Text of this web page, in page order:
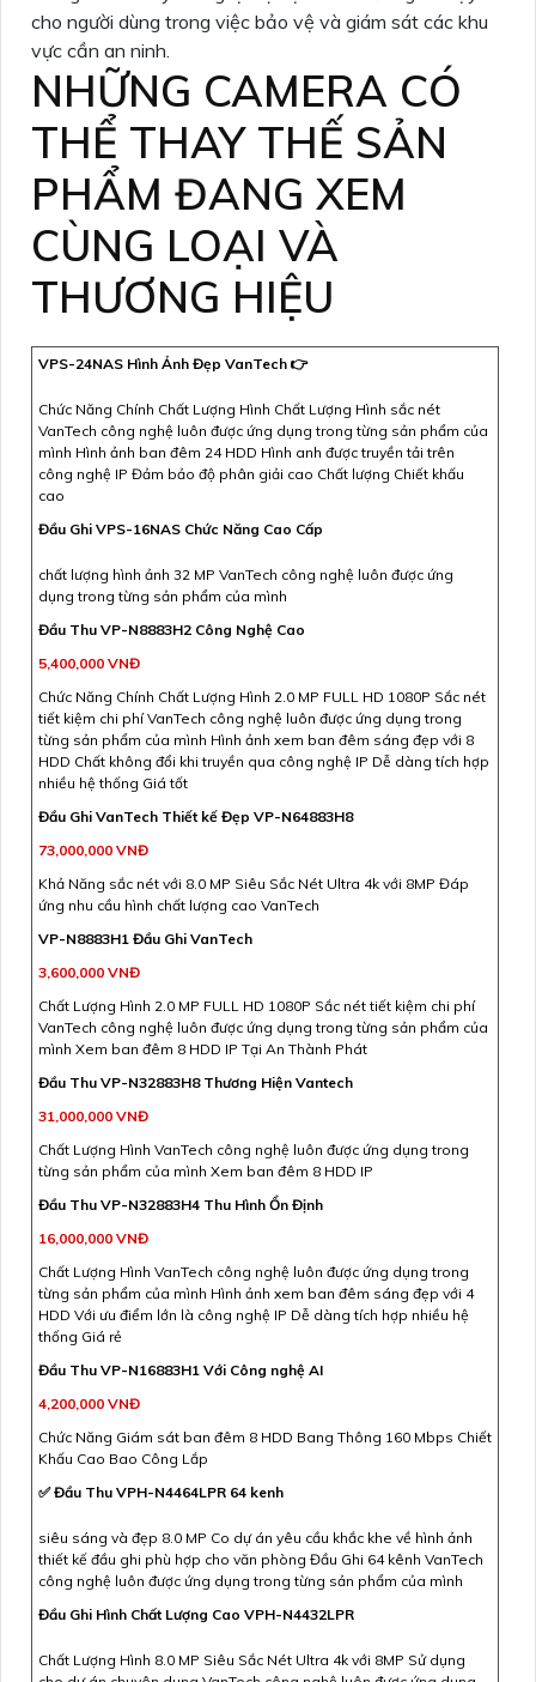
cho người dùng trong việc bảo vệ và giám sát các khu
vực cần an ninh.
NHỮNG CAMERA CÓ
THỂ THAY THẾ SẢN
PHẨM ĐANG XEM
CÙNG LOẠI VÀ
THƯƠNG HIỆU
VPS-24NAS Hình Ảnh Đẹp VanTech 👉
Chức Năng Chính Chất Lượng Hình Chất Lượng Hình sắc nét
VanTech công nghệ luôn được ứng dụng trong từng sản phẩm của
mình Hình ảnh ban đêm 24 HDD Hình anh được truyền tải trên
công nghệ IP Đảm bảo độ phân giải cao Chất lượng Chiết khấu
cao
Đầu Ghi VPS-16NAS Chức Năng Cao Cấp
chất lượng hình ảnh 32 MP VanTech công nghệ luôn được ứng
dụng trong từng sản phẩm của mình
Đầu Thu VP-N8883H2 Công Nghệ Cao
5,400,000 VNĐ
Chức Năng Chính Chất Lượng Hình 2.0 MP FULL HD 1080P Sắc nét
tiết kiệm chi phí VanTech công nghệ luôn được ứng dụng trong
từng sản phẩm của mình Hình ảnh xem ban đêm sáng đẹp với 8
HDD Chất không đổi khi truyền qua công nghệ IP Dễ dàng tích hợp
nhiều hệ thống Giá tốt
Đầu Ghi VanTech Thiết kế Đẹp VP-N64883H8
73,000,000 VNĐ
Khả Năng sắc nét với 8.0 MP Siêu Sắc Nét Ultra 4k với 8MP Đáp
ứng nhu cầu hình chất lượng cao VanTech
VP-N8883H1 Đầu Ghi VanTech
3,600,000 VNĐ
Chất Lượng Hình 2.0 MP FULL HD 1080P Sắc nét tiết kiệm chi phí
VanTech công nghệ luôn được ứng dụng trong từng sản phẩm của
mình Xem ban đêm 8 HDD IP Tại An Thành Phát
Đầu Thu VP-N32883H8 Thương Hiện Vantech
31,000,000 VNĐ
Chất Lượng Hình VanTech công nghệ luôn được ứng dụng trong
từng sản phẩm của mình Xem ban đêm 8 HDD IP
Đầu Thu VP-N32883H4 Thu Hình Ổn Định
16,000,000 VNĐ
Chất Lượng Hình VanTech công nghệ luôn được ứng dụng trong
từng sản phẩm của mình Hình ảnh xem ban đêm sáng đẹp với 4
HDD Với ưu điểm lớn là công nghệ IP Dễ dàng tích hợp nhiều hệ
thống Giá rẻ
Đầu Thu VP-N16883H1 Với Công nghệ AI
4,200,000 VNĐ
Chức Năng Giám sát ban đêm 8 HDD Bang Thông 160 Mbps Chiết
Khấu Cao Bao Công Lắp
✅ Đầu Thu VPH-N4464LPR 64 kenh
siêu sáng và đẹp 8.0 MP Co dự án yêu cầu khắc khe về hình ảnh
thiết kế đầu ghi phù hợp cho văn phòng Đầu Ghi 64 kênh VanTech
công nghệ luôn được ứng dụng trong từng sản phẩm của mình
Đầu Ghi Hình Chất Lượng Cao VPH-N4432LPR
Chất Lượng Hình 8.0 MP Siêu Sắc Nét Ultra 4k với 8MP Sử dụng